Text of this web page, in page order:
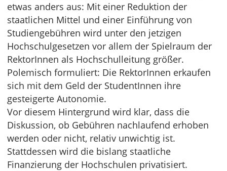
etwas anders aus: Mit einer Reduktion der
staatlichen Mittel und einer Einführung von
Studiengebühren wird unter den jetzigen
Hochschulgesetzen vor allem der Spielraum der
RektorInnen als Hochschulleitung größer.
Polemisch formuliert: Die RektorInnen erkaufen
sich mit dem Geld der StudentInnen ihre
gesteigerte Autonomie.
Vor diesem Hintergrund wird klar, dass die
Diskussion, ob Gebühren nachlaufend erhoben
werden oder nicht, relativ unwichtig ist.
Stattdessen wird die bislang staatliche
Finanzierung der Hochschulen privatisiert.